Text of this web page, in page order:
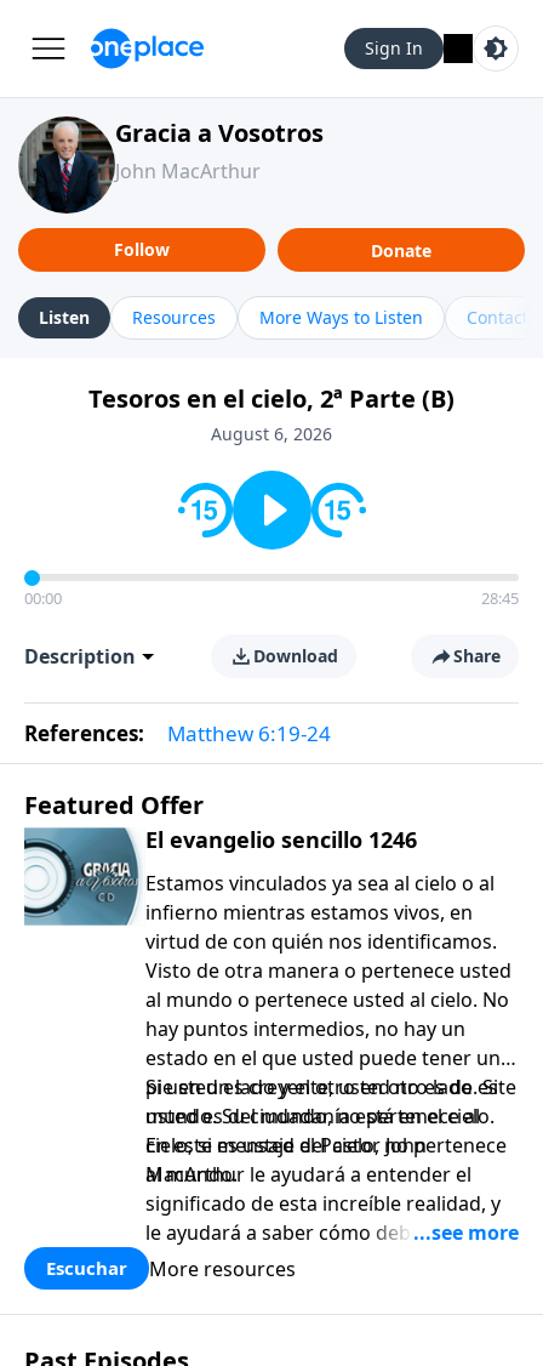
Sign In
Gracia a Vosotros
John MacArthur
Follow Donate
Listen Resources More Ways to Listen Contact
Tesoros en el cielo, 2ª Parte (B)
August 6, 2026
00:00 28:45
Description Download Share
References: Matthew 6:19-24
Featured Offer
El evangelio sencillo 1246
Estamos vinculados ya sea al cielo o al
infierno mientras estamos vivos, en
virtud de con quién nos identificamos.
Visto de otra manera o pertenece usted
al mundo o pertenece usted al cielo. No
hay puntos intermedios, no hay un
estado en el que usted puede tener un
pie en un lado y el otro en otro lado. Si
usted es del mundo, no pertenece al
cielo; si es usted del cielo, no pertenece
al mundo.
Si usted es creyente, usted no es de este
mundo. Su ciudadanía está en el cielo.
En este mensaje el Pastor John
MacArthur le ayudará a entender el
significado de esta increíble realidad, y
le ayudará a saber cómo debe
prepararse para ir al cielo.
Escuchar More resources